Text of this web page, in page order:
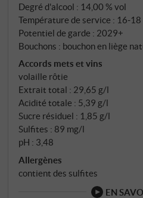
bouche, il est juteux, avec un
vivant et une structure
intégrée. Un merlot
régional. SUPERIORE.DE
Degré d'alcool : 14,00 % vol
Température de service : 16‑18
Potentiel de garde : 2029+
Bouchons : bouchon en liège
Accords mets et vins
volaille rôtie
Extrait total : 29,65 g/l
Acidité totale : 5,39 g/l
Sucre résiduel : 1,85 g/l
Sulfites : 89 mg/l
pH : 3,48
Allergènes
contient des sulfites
EN